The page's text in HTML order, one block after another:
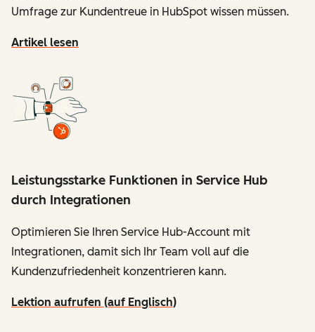
Umfrage zur Kundentreue in HubSpot wissen müssen.
Artikel lesen
Leistungsstarke Funktionen in Service Hub
durch Integrationen
Optimieren Sie Ihren Service Hub-Account mit
Integrationen, damit sich Ihr Team voll auf die
Kundenzufriedenheit konzentrieren kann.
Lektion aufrufen (auf Englisch)